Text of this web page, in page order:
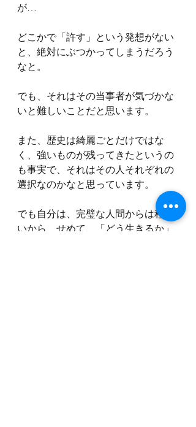
が…
どこかで「許す」という発想がない
と、絶対にぶつかってしまうだろう
なと。
でも、それはその当事者が気づかな
いと難しいことだと思います。
また、歴史は綺麗ごとだけではな
く、強いものが残ってきたというの
も事実で、それはその人それぞれの
選択なのかなと思っています。
でも自分は、完璧な人間からは程遠
いから、せめて、「どう生きるか」